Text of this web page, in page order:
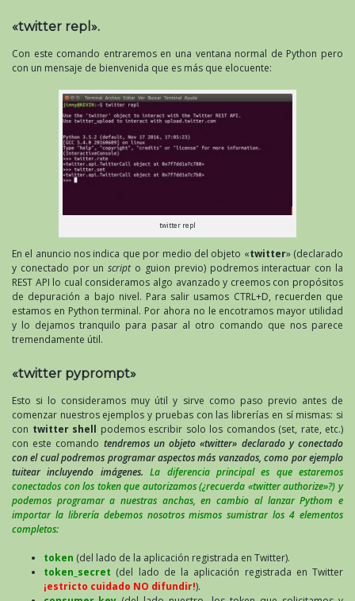
«twitter repl».
Con este comando entraremos en una ventana normal de Python pero
con un mensaje de bienvenida que es más que elocuente:
twitter repl
En el anuncio nos indica que por medio del objeto «twitter» (declarado
y conectado por unscripto guion previo) podremos interactuar con la
REST API lo cual consideramos algo avanzado y creemos con propósitos
de depuración a bajo nivel. Para salir usamos CTRL+D, recuerden que
estamos en Python terminal. Por ahora no le encotramos mayor utilidad
y lo dejamos tranquilo para pasar al otro comando que nos parece
tremendamente útil.
«twitter pyprompt»
Esto si lo consideramos muy útil y sirve como paso previo antes de
comenzar nuestros ejemplos y pruebas con las librerías en sí mismas: si
con twitter shell podemos escribir solo los comandos (set, rate, etc.)
con este comando tendremos un objeto «twitter» declarado y conectado
con el cual podremos programar aspectos más vanzados, como por ejemplo
tuitear incluyendo imágenes. La diferencia principal es que estaremos
conectados con los token que autorizamos (¿recuerda «twitter authorize»?) y
podemos programar a nuestras anchas, en cambio al lanzar Pythom e
importar la librería debemos nosotros mismos sumistrar los 4 elementos
completos:
token (del lado de la aplicación registrada en Twitter).
token_secret (del lado de la aplicación registrada en Twitter
¡estricto cuidado NO difundir!).